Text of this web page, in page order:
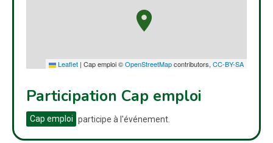
Leaflet | Cap emploi ©OpenStreetMapcontributors, CC-BY-SA
Participation Cap emploi
Cap emploi participe à l'événement.